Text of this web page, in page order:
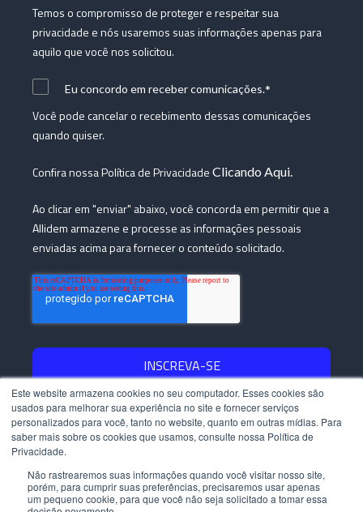
Este website armazena cookies no seu computador. Esses cookies são
usados ​​para melhorar sua experiência no site e fornecer serviços
personalizados para você, tanto no website, quanto em outras mídias. Para
saber mais sobre os cookies que usamos, consulte nossa Política de
Privacidade.
Não rastrearemos suas informações quando você visitar nosso site,
porém, para cumprir suas preferências, precisaremos usar apenas
um pequeno cookie, para que você não seja solicitado a tomar essa
Temos o compromisso de proteger e respeitar sua
privacidade e nós usaremos suas informações apenas para
aquilo que você nos solicitou.
Eu concordo em receber comunicações.*
Você pode cancelar o recebimento dessas comunicações
quando quiser.
Confira nossa Política de Privacidade Clicando Aqui.
Ao clicar em "enviar" abaixo, você concorda em permitir que a
Allidem armazene e processe as informações pessoais
enviadas acima para fornecer o conteúdo solicitado.
Copyright © 2023 - Allídem - Todos os direitos reservados.
Políticas de Privacidade |
Mapa do Blog